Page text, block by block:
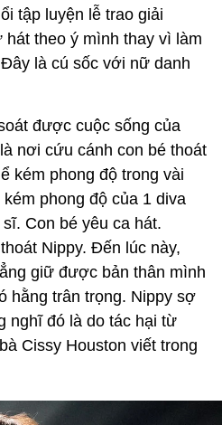
tập luyện lễ trao giải
theo ý mình thay vì làm
là cú sốc với nữ danh
được cuộc sống của
nơi cứu cánh con bé thoát
kém phong độ trong vài
phong độ của 1 diva
Con bé yêu ca hát.
Nippy. Đến lúc này,
giữ được bản thân mình
hằng trân trọng. Nippy sợ
nghĩ đó là do tác hại từ
Cissy Houston viết trong